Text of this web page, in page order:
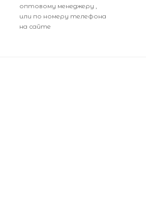
оптовому менеджеру ,
или по номеру телефона
на сайте